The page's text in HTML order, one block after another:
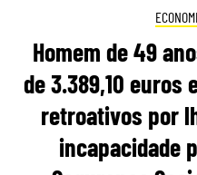
Homem de 49
de 3.389,10 euros
retroativos por
incapacidade